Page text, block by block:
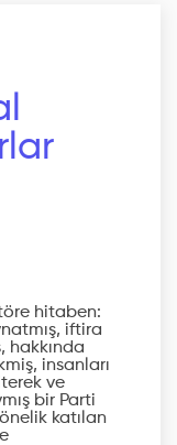
hitaben:
iftira
hakkında
insanları
ve
bir Parti
katılan